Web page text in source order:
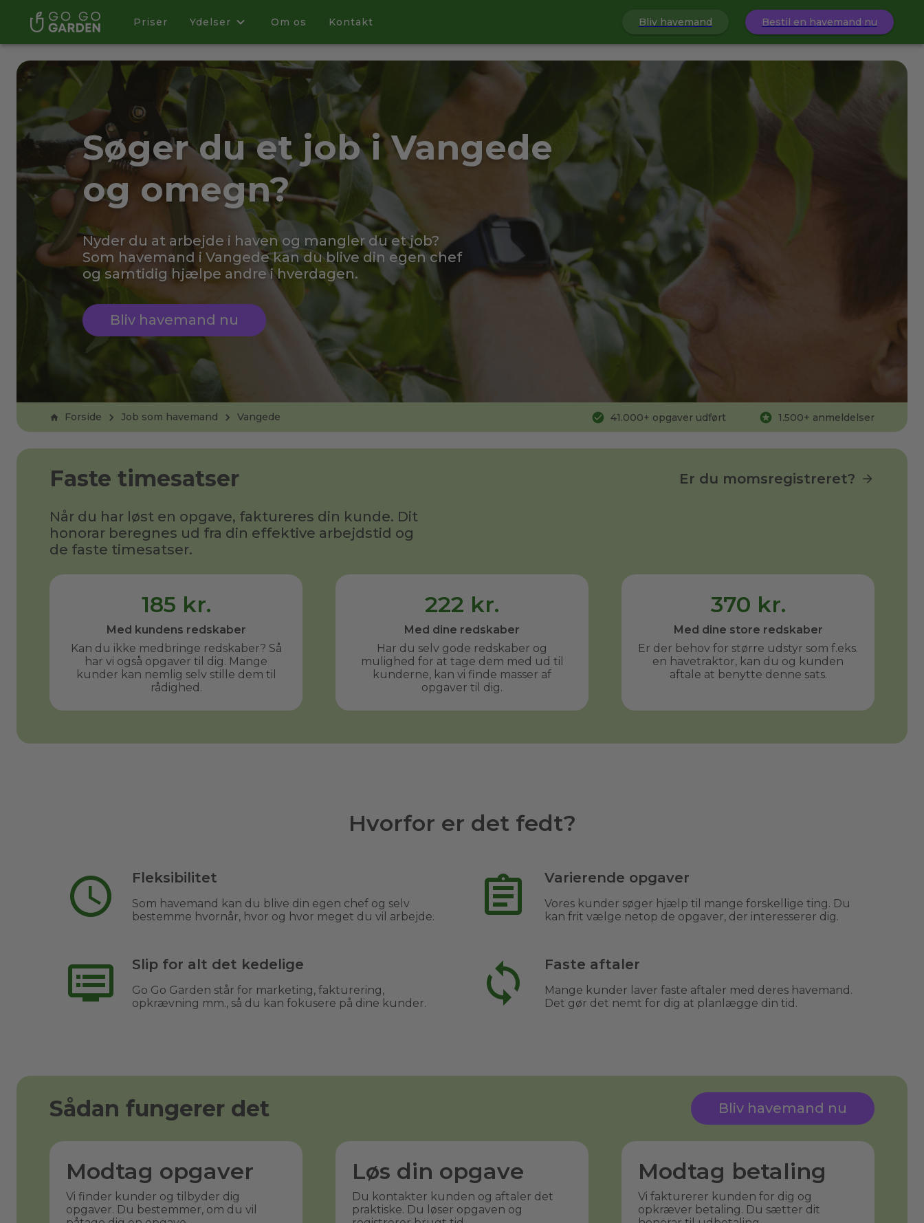
Priser Ydelser Om os Kontakt Bliv havemand Bestil en havemand nu
Søger du et job i Vangede
og omegn?
Nyder du at arbejde i haven og mangler du et job?
Som havemand i Vangede kan du blive din egen chef
og samtidig hjælpe andre i hverdagen.
Bliv havemand nu
Forside Job som havemand Vangede 41.000+ opgaver udført 1.500+ anmeldelser
Faste timesatser Er du momsregistreret?
Når du har løst en opgave, faktureres din kunde. Dit
honorar beregnes ud fra din effektive arbejdstid og
de faste timesatser.
185 kr.
Med kundens redskaber
Kan du ikke medbringe redskaber? Så
har vi også opgaver til dig. Mange
kunder kan nemlig selv stille dem til
rådighed.
222 kr.
Med dine redskaber
Har du selv gode redskaber og
mulighed for at tage dem med ud til
kunderne, kan vi finde masser af
opgaver til dig.
370 kr.
Med dine store redskaber
Er der behov for større udstyr som f.eks.
en havetraktor, kan du og kunden
aftale at benytte denne sats.
Hvorfor er det fedt?
Fleksibilitet
Som havemand kan du blive din egen chef og selv
bestemme hvornår, hvor og hvor meget du vil arbejde.
Varierende opgaver
Vores kunder søger hjælp til mange forskellige ting. Du
kan frit vælge netop de opgaver, der interesserer dig.
Slip for alt det kedelige
Go Go Garden står for marketing, fakturering,
opkrævning mm., så du kan fokusere på dine kunder.
Faste aftaler
Mange kunder laver faste aftaler med deres havemand.
Det gør det nemt for dig at planlægge din tid.
Sådan fungerer det Bliv havemand nu
Modtag opgaver
Vi finder kunder og tilbyder dig
opgaver. Du bestemmer, om du vil
Løs din opgave
Du kontakter kunden og aftaler det
praktiske. Du løser opgaven og
Modtag betaling
Vi fakturerer kunden for dig og
opkræver betaling. Du sætter dit